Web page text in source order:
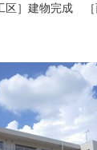
］建物完成 ［